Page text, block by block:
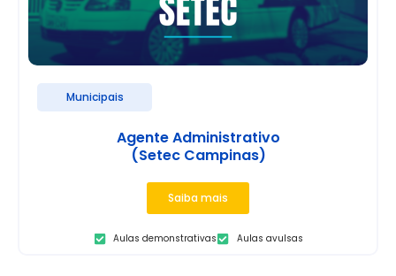
Municipais
Agente Administrativo
(Setec Campinas)
Saiba mais
Aulas demonstrativas Aulas avulsas